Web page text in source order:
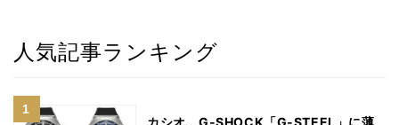
人気記事ランキング
カシオ、G-SHOCK「G-STEEL」に薄